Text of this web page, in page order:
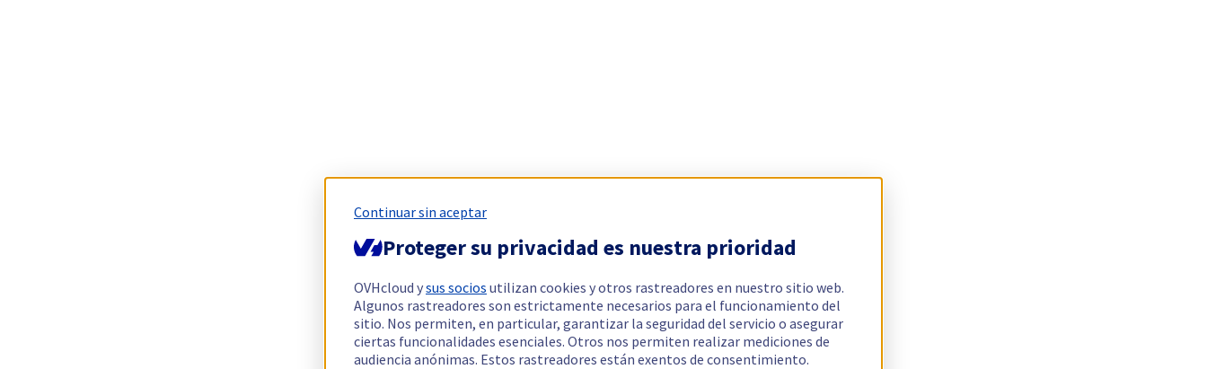
Continuar sin aceptar
Proteger su privacidad es nuestra prioridad
OVHcloud ysus socios utilizan cookies y otros rastreadores en nuestro sitio web.
Algunos rastreadores son estrictamente necesarios para el funcionamiento del
sitio. Nos permiten, en particular, garantizar la seguridad del servicio o asegurar
ciertas funcionalidades esenciales. Otros nos permiten realizar mediciones de
audiencia anónimas. Estos rastreadores están exentos de consentimiento.